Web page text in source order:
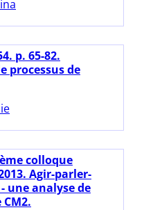
p. 65-82.
processus de
colloque
Agir-parler-
une analyse de